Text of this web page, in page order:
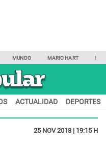
MUNDO MARIO HART
ACTUALIDAD DEPORTES
25 NOV 2018 | 19:15 H